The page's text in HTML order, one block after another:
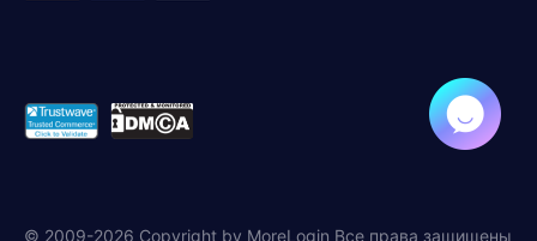
© 2009-2026 Copyright by MoreLogin Все права защищены